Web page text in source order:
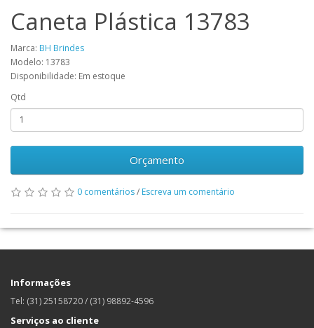
Caneta Plástica 13783
Marca: BH Brindes
Modelo: 13783
Disponibilidade: Em estoque
Qtd
Orçamento
0 comentários/ Escreva um comentário
Informações
Tel: (31) 25158720 / (31) 98892-4596
Serviços ao cliente